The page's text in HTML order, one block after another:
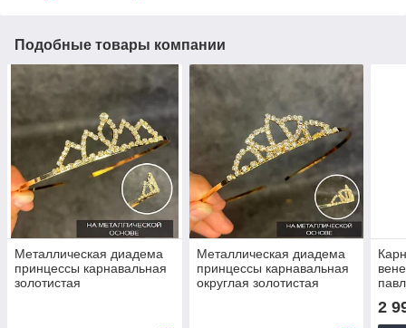
Подобные товары компании
Металлическая диадема
принцессы карнавальная
золотистая
Металлическая диадема
принцессы карнавальная
округлая золотистая
2